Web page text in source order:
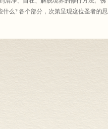
么? 各个部分，次第呈现这位圣者的思